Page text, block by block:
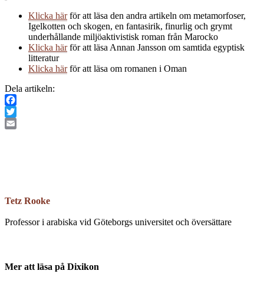
Klicka härför att läsa den andra artikeln om metamorfoser,
Igelkotten och skogen, en fantasirik, finurlig och grymt
underhållande miljöaktivistisk roman från Marocko
Klicka härför att läsa Annan Jansson om samtida egyptisk
litteratur
Klicka härför att läsa om romanen i Oman
Dela artikeln:
Facebook
Twitter
Tetz Rooke
Professor i arabiska vid Göteborgs universitet och översättare
Mer att läsa på Dixikon